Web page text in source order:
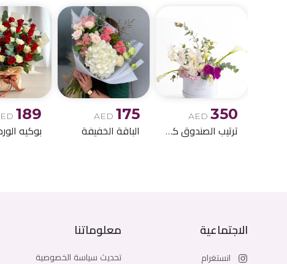
AED 350
ترتيب الصندوق كالا ليلي
AED 175
الباقة الخفيفة
189
الاجتماعية
انستغرام
معلوماتنا
تحديث سياسة الخصوصية